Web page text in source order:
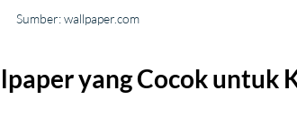
Sumber: wallpaper.com
yang Cocok untuk